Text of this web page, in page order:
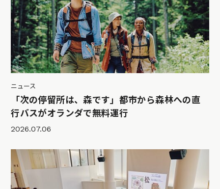
ニュース
「次の停留所は、森です」都市から森林への直
行バスがオランダで無料運行
2026.07.06